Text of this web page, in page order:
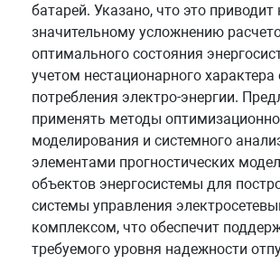
батарей. Указано, что это приводит
значительному усложнению
оптимального состояния
учетом нестационарного характера
потребления электро-энергии.
применять методы
моделирования и системного
элементами прогностических
объектов энергосистемы для
системы управления
комплексом, что обеспечит
требуемого уровня надежности